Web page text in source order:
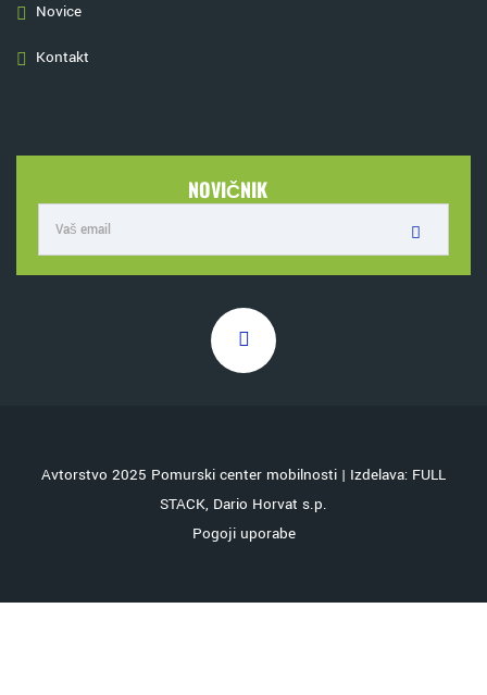
Novice
Kontakt
NOVIČNIK
Avtorstvo 2025 Pomurski center mobilnosti | Izdelava: FULL
STACK, Dario Horvat s.p.
Pogoji uporabe